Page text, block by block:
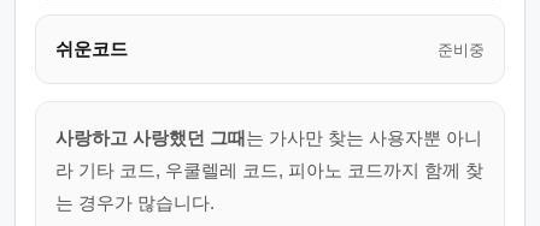
쉬운코드 준비중
사랑하고 사랑했던 그때 는 가사만 찾는 사용자뿐 아니
라 기타 코드, 우쿨렐레 코드, 피아노 코드까지 함께 찾
는 경우가 많습니다.